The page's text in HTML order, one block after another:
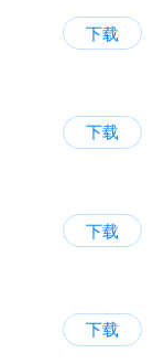
下载
下载
下载
下载